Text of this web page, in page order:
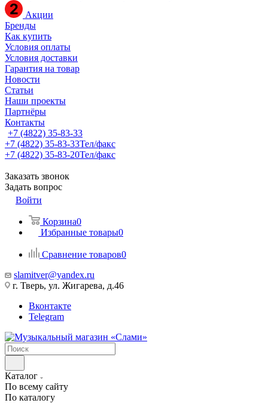
Акции
Бренды
Как купить
Условия оплаты
Условия доставки
Гарантия на товар
Новости
Статьи
Наши проекты
Партнёры
Контакты
+7 (4822) 35-83-33
+7 (4822) 35-83-33Тел/факс
+7 (4822) 35-83-20Тел/факс
Заказать звонок
Задать вопрос
Войти
Корзина0
Избранные товары0
Сравнение товаров0
slamitver@yandex.ru
г. Тверь, ул. Жигарева, д.46
Вконтакте
Telegram
Каталог
По всему сайту
По каталогу